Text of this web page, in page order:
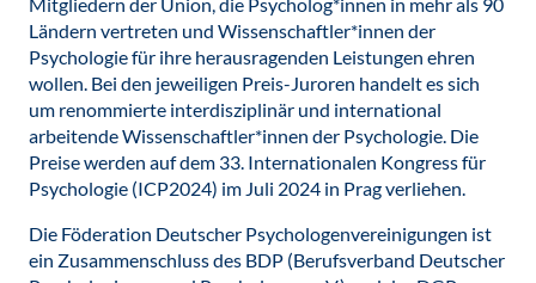
Ländern vertreten und Wissenschaftler*innen der
Psychologie für ihre herausragenden Leistungen ehren
wollen. Bei den jeweiligen Preis-Juroren handelt es sich
um renommierte interdisziplinär und international
arbeitende Wissenschaftler*innen der Psychologie. Die
Preise werden auf dem 33. Internationalen Kongress für
Psychologie (ICP2024) im Juli 2024 in Prag verliehen.
Die Föderation Deutscher Psychologenvereinigungen ist
ein Zusammenschluss des BDP (Berufsverband Deutscher